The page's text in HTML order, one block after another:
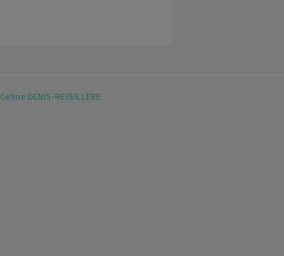
Celine DENIS-REVEILLERE